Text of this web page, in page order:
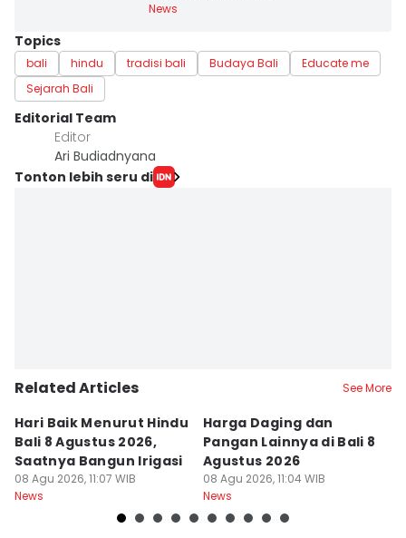
News
Topics
bali hindu tradisi bali Budaya Bali
Educate me
Sejarah Bali
Editorial Team
Editor
Ari Budiadnyana
Tonton lebih seru di
Related Articles See More
Hari Baik Menurut Hindu
Bali 8 Agustus 2026,
Saatnya Bangun Irigasi
08 Agu 2026, 11:07 WIB
News
Harga Daging dan
Pangan Lainnya di Bali 8
Agustus 2026
08 Agu 2026, 11:04 WIB
News